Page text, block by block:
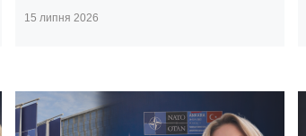
15 липня 2026